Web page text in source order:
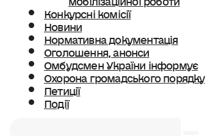
Конкурсні комісії
Новини
Нормативна документація
Оголошення, анонси
Омбудсмен України інформує
Охорона громадського порядку
Петиції
Події